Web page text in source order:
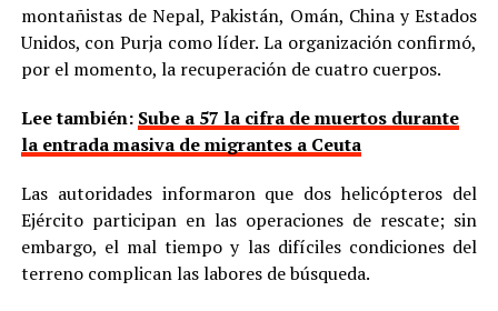
montañistas de Nepal, Pakistán, Omán, China y Estados
Unidos, con Purja como líder. La organización confirmó,
por el momento, la recuperación de cuatro cuerpos.
Lee también: Sube a 57 la cifra de muertos durante
la entrada masiva de migrantes a Ceuta
Las autoridades informaron que dos helicópteros del
Ejército participan en las operaciones de rescate; sin
embargo, el mal tiempo y las difíciles condiciones del
terreno complican las labores de búsqueda.